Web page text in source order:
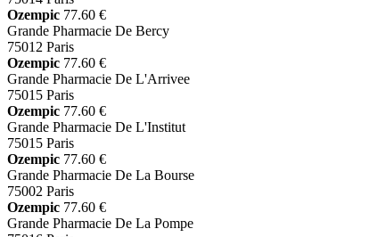
Ozempic 77.60 €
Grande Pharmacie De Bercy
75012 Paris
Ozempic 77.60 €
Grande Pharmacie De L'Arrivee
75015 Paris
Ozempic 77.60 €
Grande Pharmacie De L'Institut
75015 Paris
Ozempic 77.60 €
Grande Pharmacie De La Bourse
75002 Paris
Ozempic 77.60 €
Grande Pharmacie De La Pompe